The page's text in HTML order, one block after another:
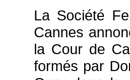
La Société
Cannes
la Cour de
formés par